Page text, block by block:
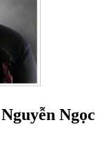
Nguyễn Ngọc